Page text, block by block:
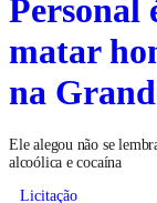
Personal
matar
alcoólica e cocaína